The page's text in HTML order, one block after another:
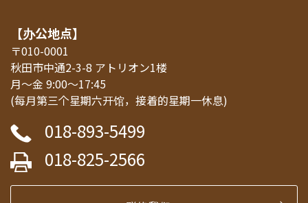
【办公地点】
〒010-0001
秋田市中通2-3-8 アトリオン1楼
月～金 9:00～17:45
(每月第三个星期六开馆，接着的星期一休息)
018-893-5499
018-825-2566